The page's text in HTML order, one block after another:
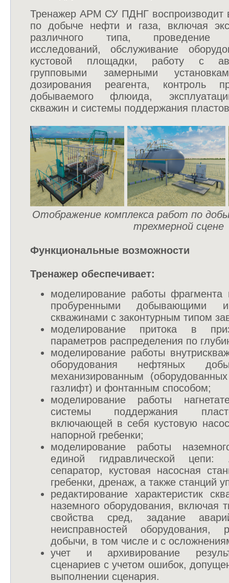
Тренажер АРМ СУ ПДНГ воспроизводит
по добыче нефти и газа, включая
различного типа, проведение
исследований, обслуживание
кустовой площадки, работу с
групповыми замерными
дозирования реагента, контроль
добываемого флюида,
скважин и системы поддержания
Отображение комплекса работ по
трехмерной сцене
Функциональные возможности
Тренажер обеспечивает:
моделирование работы фрагмента
пробуренными добывающими и
скважинами с законтурным типом
моделирование притока в
параметров распределения по
моделирование работы
оборудования нефтяных
механизированным
газлифт) и фонтанным способом;
моделирование работы
системы поддержания
включающей в себя кустовую
напорной гребенки;
моделирование работы
единой гидравлической цепи:
сепаратор, кустовая насосная
гребенки, дренаж, а также станций
редактирование характеристик
наземного оборудования, включая
свойства сред, задание
неисправностей оборудования,
добычи, в том числе и с
учет и архивирование
сценариев с учетом ошибок,
выполнении сценария.